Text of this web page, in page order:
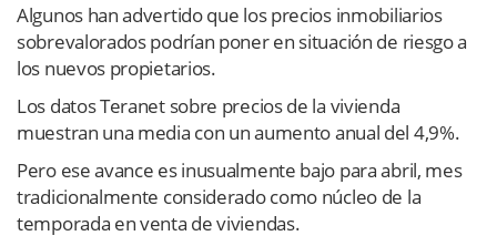
Algunos han advertido que los precios inmobiliarios
sobrevalorados podrían poner en situación de riesgo a
los nuevos propietarios.
Los datos Teranet sobre precios de la vivienda
muestran una media con un aumento anual del 4,9%.
Pero ese avance es inusualmente bajo para abril, mes
tradicionalmente considerado como núcleo de la
temporada en venta de viviendas.